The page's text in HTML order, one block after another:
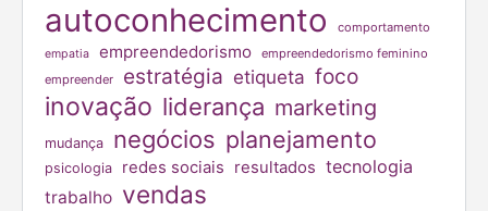
autoconhecimento comportamento
empatia empreendedorismo
empreendedorismo feminino
empreender
estratégia etiqueta foco
inovação liderança marketing
mudança negócios planejamento
psicologia redes sociais resultados tecnologia
trabalho vendas